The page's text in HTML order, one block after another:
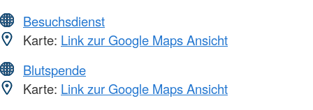
Besuchsdienst
Karte: Link zur Google Maps Ansicht
Blutspende
Karte: Link zur Google Maps Ansicht